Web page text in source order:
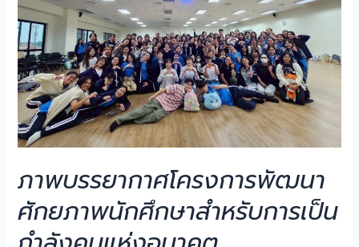
ภาพบรรยากาศโครงการพัฒนา
ศักยภาพนักศึกษาสำหรับการเป็น